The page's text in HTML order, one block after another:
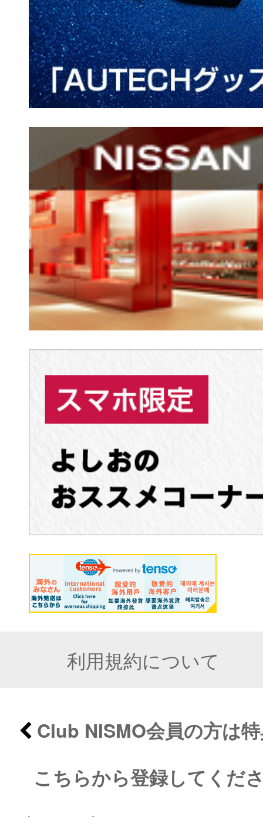
利用規約について
Club NISMO会員の方は
こちらから登録してくだ